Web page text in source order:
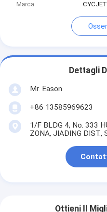
Marca
CYCJET
Dettagli
Mr. Eason
+86 13585969623
1/F BLDG 4, No. 333
ZONA, JIADING DIST.,
Ottieni Il